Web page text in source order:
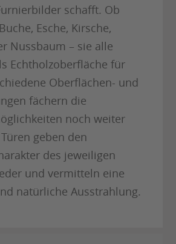
schafft. Ob
Esche, Kirsche,
Nussbaum – sie alle
Echtholzoberfläche für
Oberflächen- und
fächern die
noch weiter
geben den
des jeweiligen
und vermitteln eine
natürliche Ausstrahlung.